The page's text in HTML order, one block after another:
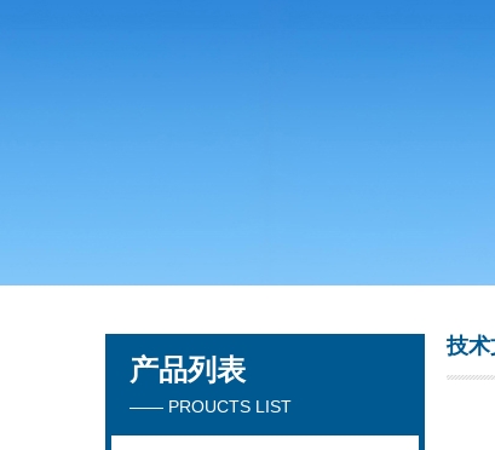
产品列表
—— PROUCTS LIST
技术